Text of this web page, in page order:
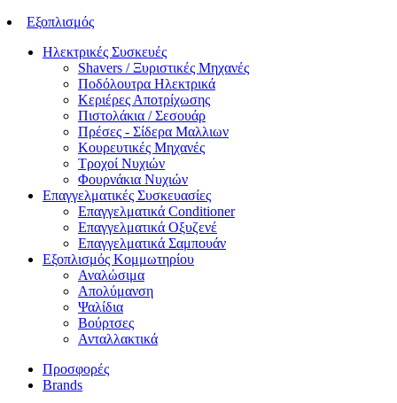
Εξοπλισμός
Ηλεκτρικές Συσκευές
Shavers / Ξυριστικές Μηχανές
Ποδόλουτρα Ηλεκτρικά
Κεριέρες Αποτρίχωσης
Πιστολάκια / Σεσουάρ
Πρέσες - Σίδερα Μαλλιων
Κουρευτικές Μηχανές
Τροχοί Νυχιών
Φουρνάκια Νυχιών
Επαγγελματικές Συσκευασίες
Επαγγελματικά Conditioner
Επαγγελματικά Oξυζενέ
Επαγγελματικά Σαμπουάν
Εξοπλισμός Κομμωτηρίου
Αναλώσιμα
Απολύμανση
Ψαλίδια
Βούρτσες
Ανταλλακτικά
Προσφορές
Brands